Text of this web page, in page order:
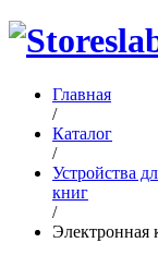
Главная
/
Каталог
/
Устройства
книг
/
Электронная